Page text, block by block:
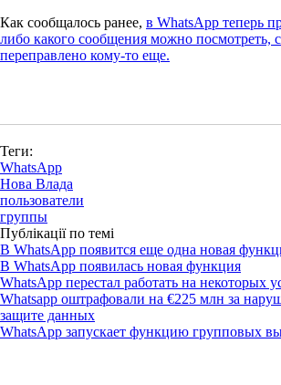
Как сообщалось ранее, в WhatsApp теперь
либо какого сообщения можно посмотреть,
переправлено кому-то еще.
Теги:
WhatsApp
Нова Влада
пользователи
группы
Публікації по темі
В WhatsApp появится еще одна новая
В WhatsApp появилась новая функция
WhatsApp перестал работать на некоторых
Whatsapp оштрафовали на €225 млн за
защите данных
WhatsApp запускает функцию групповых